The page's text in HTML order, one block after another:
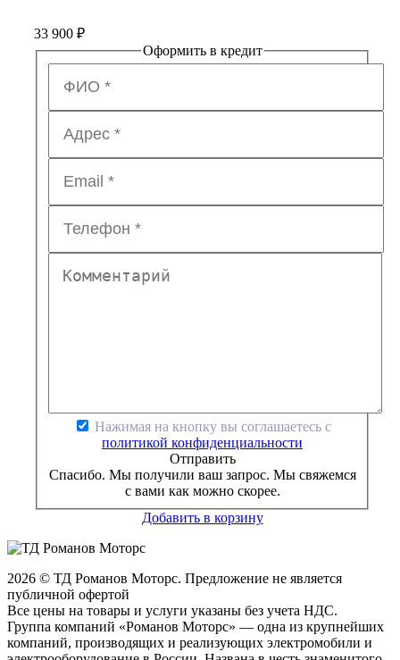
33 900 ₽
Оформить в кредит
Нажимая на кнопку вы соглашаетесь с
политикой конфиденциальности
Отправить
Спасибо. Мы получили ваш запрос. Мы свяжемся
с вами как можно скорее.
Добавить в корзину
2026 © ТД Романов Моторс. Предложение не является
публичной офертой
Все цены на товары и услуги указаны без учета НДС.
Группа компаний «Романов Моторс» — одна из крупнейших
компаний, производящих и реализующих электромобили и